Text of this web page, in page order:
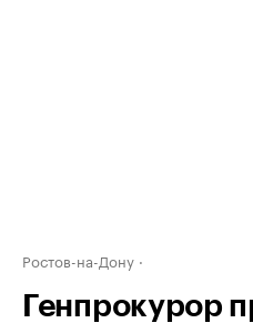
Ростов-на-Дону
Генпрокурор